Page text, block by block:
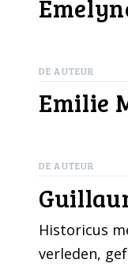
DE AUTEUR
Emilie
DE AUTEUR
Historicus
verleden,